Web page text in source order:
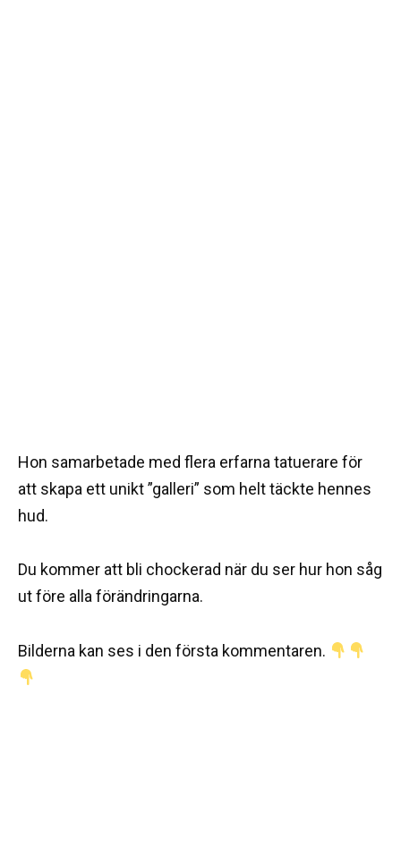
Hon samarbetade med flera erfarna tatuerare för
att skapa ett unikt ”galleri” som helt täckte hennes
hud.
Du kommer att bli chockerad när du ser hur hon såg
ut före alla förändringarna.
Bilderna kan ses i den första kommentaren.